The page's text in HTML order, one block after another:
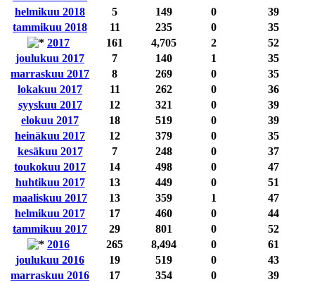
helmikuu 2018
5 149 0
39
tammikuu 2018
11 235 0
35
2017
161 4,705 2
52
joulukuu 2017
7 140 1
35
marraskuu 2017
8 269 0
35
lokakuu 2017
11 262 0
36
syyskuu 2017
12 321 0
39
elokuu 2017
18 519 0
39
heinäkuu 2017
12 379 0
35
kesäkuu 2017
7 248 0
37
toukokuu 2017
14 498 0
47
huhtikuu 2017
13 449 0
51
maaliskuu 2017
13 359 1
47
helmikuu 2017
17 460 0
44
tammikuu 2017
29 801 0
52
2016
265 8,494 0
61
joulukuu 2016
19 519 0
43
marraskuu 2016
17 354 0
39